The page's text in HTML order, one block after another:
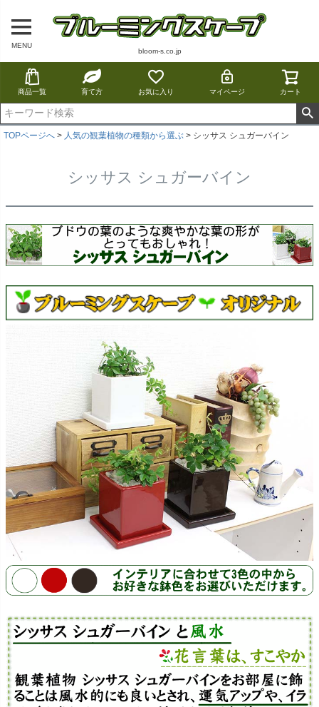
MENU
bloom-s.co.jp
商品一覧 育て方 お気に入り マイページ カート
TOPページへ 人気の観葉植物の種類から選ぶ シッサス シュガーバイン
シッサス シュガーバイン